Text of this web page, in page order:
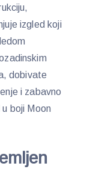
izgled koji
dobivate
i zabavno
boji Moon